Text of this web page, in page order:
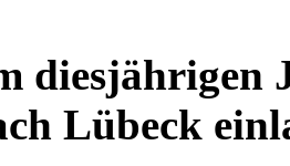
diesjährigen
Lübeck